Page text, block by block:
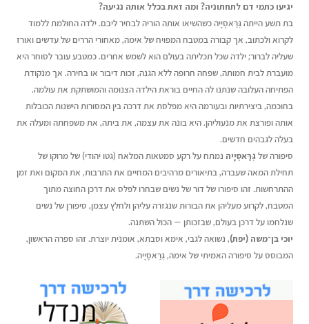
יגיעו כתמי דם לתחתוניה? ומה זאת בכלל אותה נגיעה?
בת תשע הייתה גְּרַַּאסְְיָָיה כשהשיאו אותה הוריה לבחיר ליבם. ילדה החולמת ללמוד
לקרוא ולכתוב, אך קבורה במטבח המפויח של אימה, מאחורי הררים של עדשים ואורז
שעליה לברור; ילדה שכל תכליתה בעולם הוא לשמש אחרים. כמטבע עובר לסוחר היא
מועברת לבית חמותה, שפחה חרופה ללא הגנה, זכות דיבור או בחירה. אך מנקודת
הפתיחה העלובה שנתנו לה החיים בוראת הילדה הצנומה והמושתקת את עולמה.
בחוכמה, ביצירתיות ובעורמה היא מפלסת את דרכה בין המסורות הישנות הכובלות
אותה ופורצת את מנעוליהן. היא בונה את עצמה, את ביתה, את משפחתה ומעלה את
בעלה לגבהים חדשים.
סיפורה שלגְּרַַּאסְְיָָיה נמתח על רקע סמטאות המלאח (גטו יהודי) של מרוקו של
תחילת המאה שעברה, בתיאורים מרהיבים המחיים את התרבות, את המקום ואת זמן
ההתרחשות. זהו סיפורו של דור של נשים שבחרו לפלס את דרכן החוצה מתוך
המטבח, לקרוע מעליהן את הבורוּת שנגזרה עליהן ולחלץ עצמן, סיפורן של נשים
שנלחמו על דרכן בעולם, שבזכותן — הכול השתנה.
יוכי בן־משה (יפת), נשואה לגבי, אימא וסבתא, אומנית יוצרת. זהו ספרה הראשון,
המבוסס על סיפורה האמיתי של אימה, גְּרַַּאסְְיָָיה.